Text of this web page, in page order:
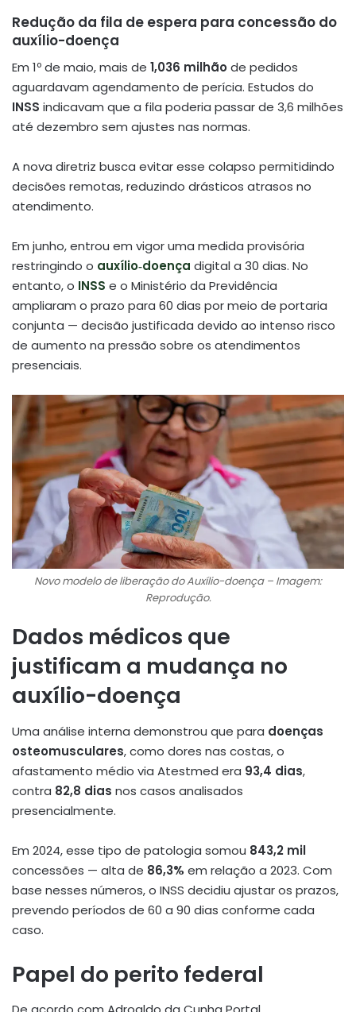
Redução da fila de espera para concessão do
auxílio-doença
Em 1º de maio, mais de 1,036 milhão de pedidos
aguardavam agendamento de perícia. Estudos do
INSS indicavam que a fila poderia passar de 3,6 milhões
até dezembro sem ajustes nas normas.
A nova diretriz busca evitar esse colapso permitidindo
decisões remotas, reduzindo drásticos atrasos no
atendimento.
Em junho, entrou em vigor uma medida provisória
restringindo o auxílio‑doença digital a 30 dias. No
entanto, o INSS e o Ministério da Previdência
ampliaram o prazo para 60 dias por meio de portaria
conjunta — decisão justificada devido ao intenso risco
de aumento na pressão sobre os atendimentos
presenciais.
Novo modelo de liberação do Auxílio-doença – Imagem:
Reprodução.
Dados médicos que
justificam a mudança no
auxílio-doença
Uma análise interna demonstrou que para doenças
osteomusculares, como dores nas costas, o
afastamento médio via Atestmed era 93,4 dias,
contra 82,8 dias nos casos analisados
presencialmente.
Em 2024, esse tipo de patologia somou 843,2 mil
concessões — alta de 86,3% em relação a 2023. Com
base nesses números, o INSS decidiu ajustar os prazos,
prevendo períodos de 60 a 90 dias conforme cada
caso.
Papel do perito federal